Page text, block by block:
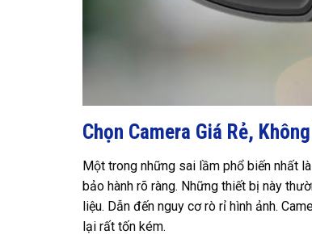
Chọn Camera Giá Rẻ,
Một trong những sai lầm phổ biến nhất
bảo hành rõ ràng. Những thiết bị này
liệu. Dẫn đến nguy cơ rò rỉ hình ảnh.
lại rất tốn kém.